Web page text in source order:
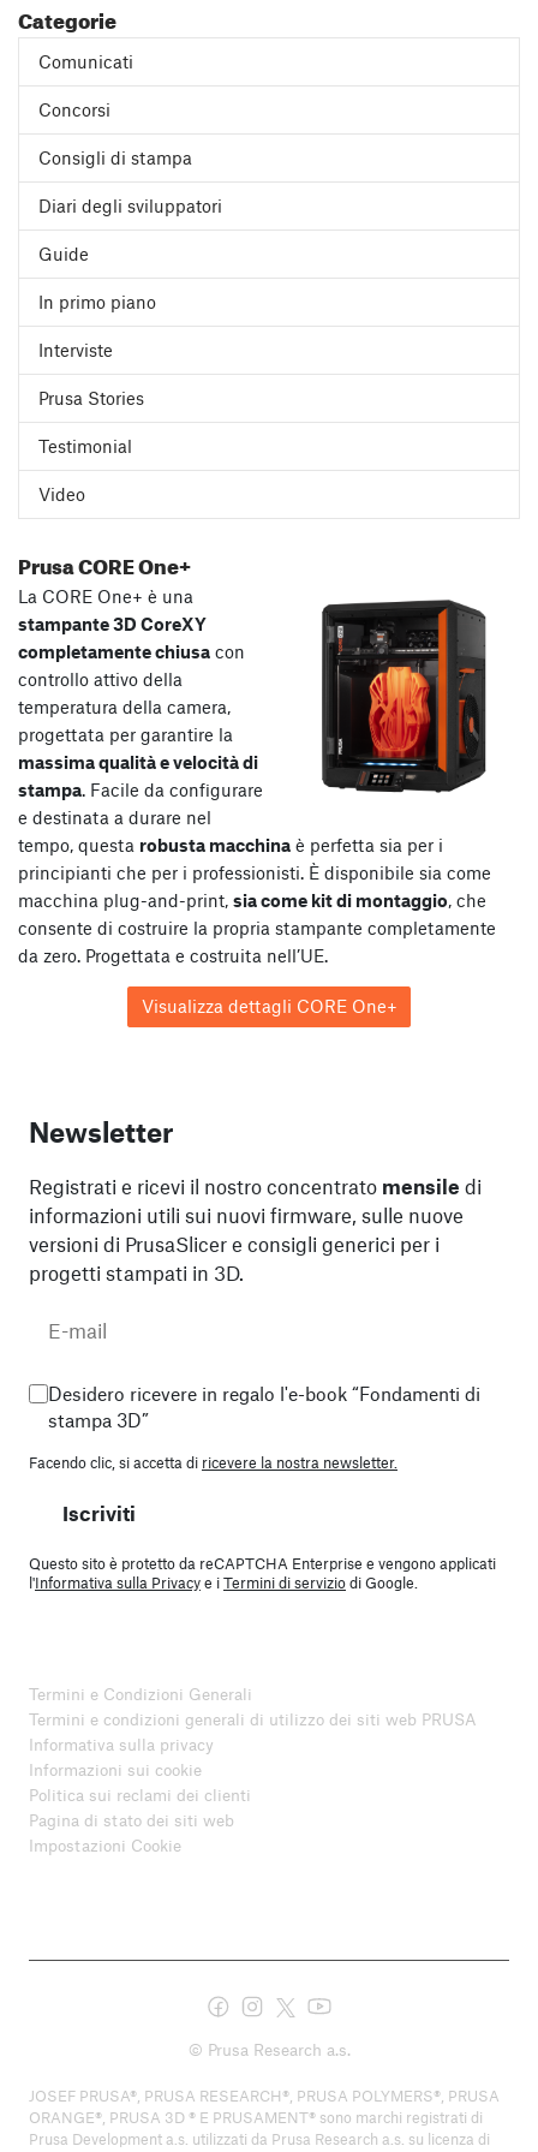
Categorie
Comunicati
Concorsi
Consigli di stampa
Diari degli sviluppatori
Guide
In primo piano
Interviste
Prusa Stories
Testimonial
Video
Prusa CORE One+
La CORE One+ è una
stampante 3D CoreXY
completamente chiusa con
controllo attivo della
temperatura della camera,
progettata per garantire la
massima qualità e velocità di
stampa. Facile da configurare
e destinata a durare nel
tempo, questa robusta macchina è perfetta sia per i
principianti che per i professionisti. È disponibile sia come
macchina plug-and-print, sia come kit di montaggio, che
consente di costruire la propria stampante completamente
da zero. Progettata e costruita nell’UE.
Visualizza dettagli CORE One+
Newsletter
Registrati e ricevi il nostro concentrato mensile di
informazioni utili sui nuovi firmware, sulle nuove
versioni di PrusaSlicer e consigli generici per i
progetti stampati in 3D.
Desidero ricevere in regalo l'e-book “Fondamenti di
stampa 3D”
Facendo clic, si accetta di ricevere la nostra newsletter.
Iscriviti
Questo sito è protetto da reCAPTCHA Enterprise e vengono applicati
l'Informativa sulla Privacye iTermini di serviziodi Google.
Termini e Condizioni Generali
Termini e condizioni generali di utilizzo dei siti web PRUSA
Informativa sulla privacy
Informazioni sui cookie
Politica sui reclami dei clienti
Pagina di stato dei siti web
Impostazioni Cookie
© Prusa Research a.s.
JOSEF PRUSA®, PRUSA RESEARCH®, PRUSA POLYMERS®, PRUSA
ORANGE®, PRUSA 3D ® E PRUSAMENT® sono marchi registrati di
Prusa Development a.s. utilizzati da Prusa Research a.s. su licenza di